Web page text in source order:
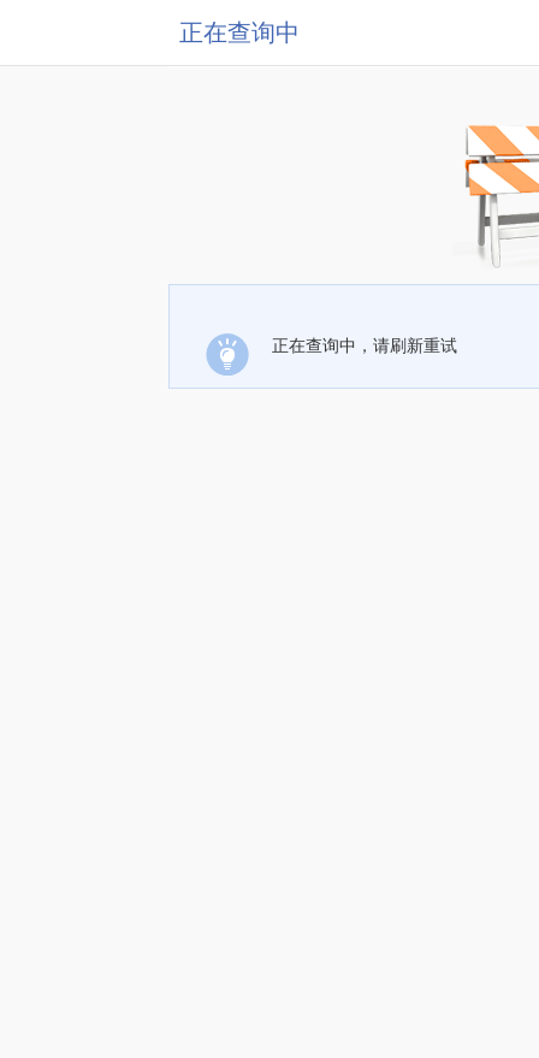
正在查询中
正在查询中，请刷新重试